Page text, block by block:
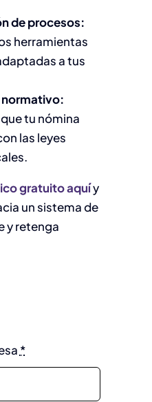
de procesos:
herramientas
a tus
tu nómina
las leyes
gratuito aquíy
un sistema de
y retenga
*